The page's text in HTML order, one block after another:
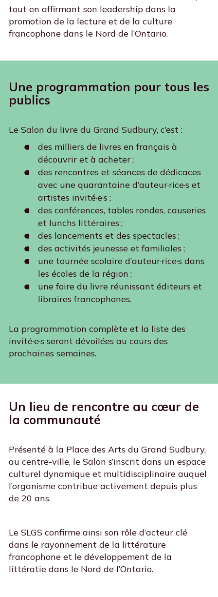
tout en affirmant son leadership dans la
promotion de la lecture et de la culture
francophone dans le Nord de l’Ontario.
Une programmation pour tous les
publics
Le Salon du livre du Grand Sudbury, c’est :
des milliers de livres en français à
découvrir et à acheter ;
des rencontres et séances de dédicaces
avec une quarantaine d’auteur·rice·s et
artistes invité·e·s ;
des conférences, tables rondes, causeries
et lunchs littéraires ;
des lancements et des spectacles ;
des activités jeunesse et familiales ;
une tournée scolaire d’auteur·rice·s dans
les écoles de la région ;
une foire du livre réunissant éditeurs et
libraires francophones.
La programmation complète et la liste des
invité·e·s seront dévoilées au cours des
prochaines semaines.
Un lieu de rencontre au cœur de
la communauté
Présenté à la Place des Arts du Grand Sudbury,
au centre-ville, le Salon s’inscrit dans un espace
culturel dynamique et multidisciplinaire auquel
l’organisme contribue activement depuis plus
de 20 ans.
Le SLGS confirme ainsi son rôle d’acteur clé
dans le rayonnement de la littérature
francophone et le développement de la
littératie dans le Nord de l’Ontario.